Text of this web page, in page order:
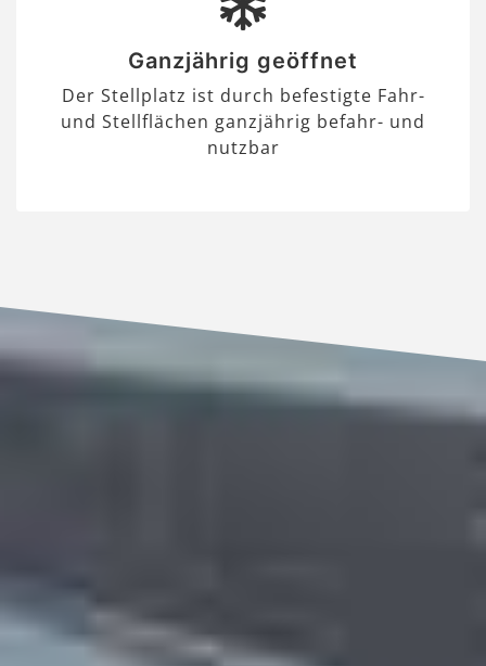
Ganzjährig geöffnet
Der Stellplatz ist durch befestigte Fahr-
und Stellflächen ganzjährig befahr- und
nutzbar